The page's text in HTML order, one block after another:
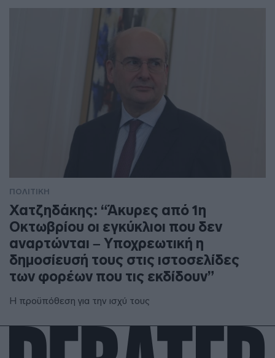
ΠΟΛΙΤΙΚΗ
Χατζηδάκης: “Άκυρες από 1η
Οκτωβρίου οι εγκύκλιοι που δεν
αναρτώνται – Υποχρεωτική η
δημοσίευσή τους στις ιστοσελίδες
των φορέων που τις εκδίδουν”
Η προϋπόθεση για την ισχύ τους